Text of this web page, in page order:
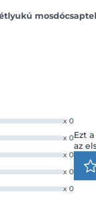
x 0
x 0
x 0
x 0
x 0
Ezt
az